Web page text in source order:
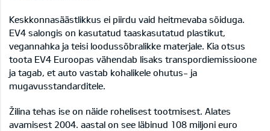
Keskkonnasäästlikkus ei piirdu vaid heitmevaba sõiduga.
EV4 salongis on kasutatud taaskasutatud plastikut,
vegannahka ja teisi loodussõbralikke materjale. Kia otsus
toota EV4 Euroopas vähendab lisaks transpordiemissioone
ja tagab, et auto vastab kohalikele ohutus- ja
mugavusstandarditele.
Žilina tehas ise on näide rohelisest tootmisest. Alates
avamisest 2004. aastal on see läbinud 108 miljoni euro